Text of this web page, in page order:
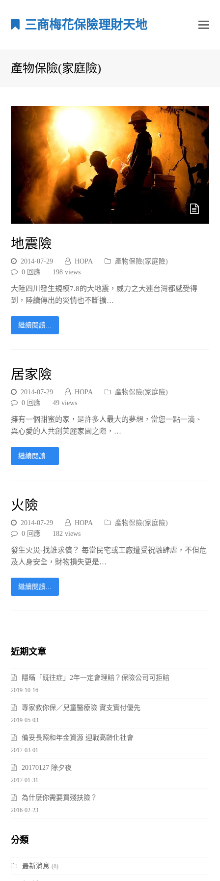
三商梅花保險理財天地
產物保險(家庭險)
地震險
2014-07-29 HOPA
產物保險(家庭險)
0 回應
198 views
大陸四川發生規模7.8的大地震，威力之大連台灣都感受得
到，陸續傳出的災情也不斷擴…
繼續閱讀...
居家險
2014-07-29 HOPA
產物保險(家庭險)
0 回應
49 views
擁有一個甜蜜的家，是許多人最大的夢想，當您一點一滴、
與心愛的人共創美麗家園之際，…
繼續閱讀...
火險
2014-07-29 HOPA
產物保險(家庭險)
0 回應
182 views
發生火災-找誰求償？ 每當民宅或工廠遭受祝融肆虐，不但危
及人身安全，財物損失更是…
繼續閱讀...
近期文章
隱瞞「既往症」2年一定會理賠？保險公司可拒賠
2019-10-16
專家教你保／兒童醫療險 實支實付優先
2019-05-03
備妥長照和年金資源 迎戰高齡化社會
2017-03-01
20170127 除夕夜
2017-01-31
為什麼你需要買殘扶險？
2016-02-23
分類
最新消息 (8)